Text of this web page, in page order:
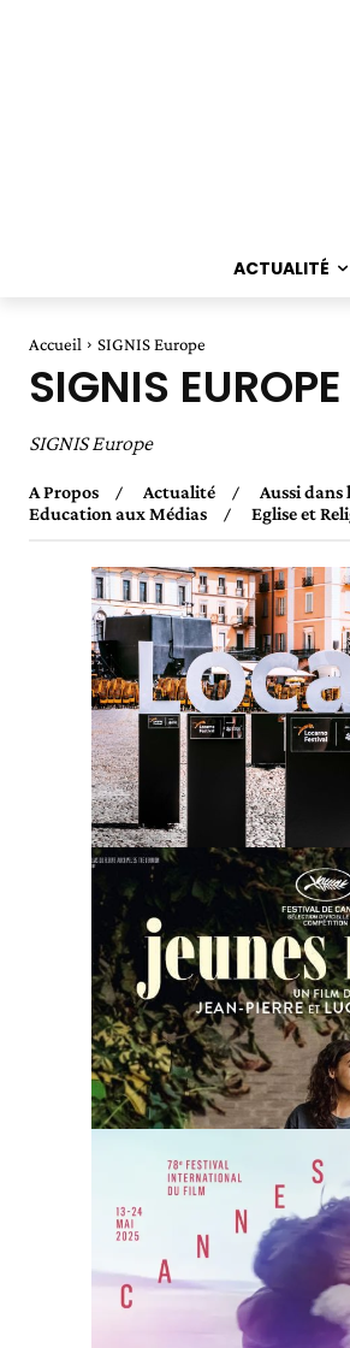
ACTUALITÉ
Accueil SIGNIS Europe
SIGNIS EUROPE
SIGNIS Europe
A Propos Actualité Aussi
Education aux Médias
Eglise et